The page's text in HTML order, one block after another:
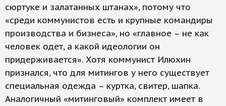
сюртуке и залатанных штанах», потому что
«среди коммунистов есть и крупные командиры
производства и бизнеса», но «главное – не как
человек одет, а какой идеологии он
придерживается». Хотя коммунист Илюхин
признался, что для митингов у него существует
специальная одежда – куртка, свитер, шапка.
Аналогичный «митинговый» комплект имеет в